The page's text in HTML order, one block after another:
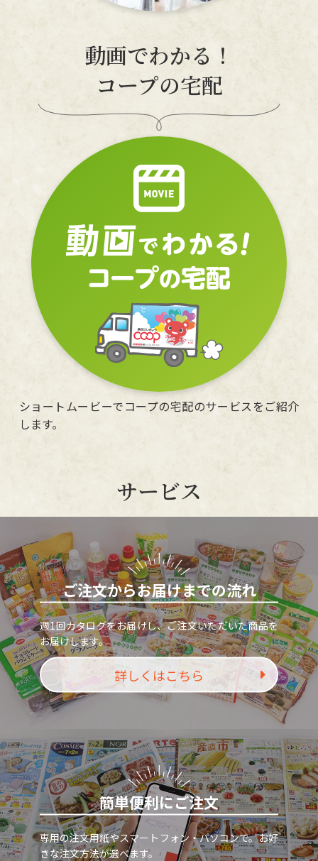
動画でわかる！
コープの宅配
ショートムービーでコープの宅配のサービスをご紹介
します。
サービス
ご注文からお届けまでの流れ
週1回カタログをお届けし、ご注文いただいた商品を
お届けします。
詳しくはこちら
簡単便利にご注文
専用の注文用紙やスマートフォン・パソコンで。お好
きな注文方法が選べます。